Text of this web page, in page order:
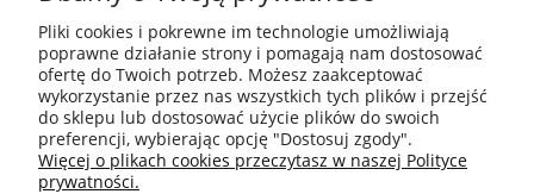
INFORMACJE
PŁATNOŚCI I DOSTAWA
GWARANCJA I ZWROTY
Pliki cookies i pokrewne im technologie umożliwiają
poprawne działanie strony i pomagają nam dostosować
ofertę do Twoich potrzeb. Możesz zaakceptować
wykorzystanie przez nas wszystkich tych plików i przejść
do sklepu lub dostosować użycie plików do swoich
preferencji, wybierając opcję "Dostosuj zgody".
Więcej o plikach cookies przeczytasz w naszej Polityce
prywatności.